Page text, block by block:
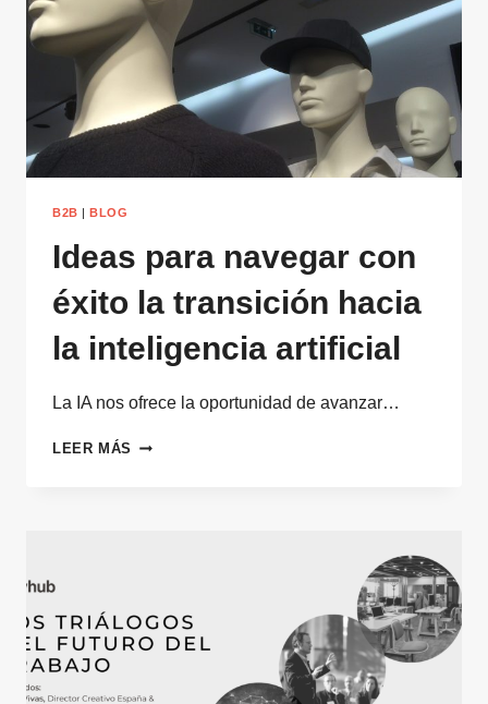
EMPRENDEDOR
B2B BLOG
Ideas para navegar con
éxito la transición hacia
la inteligencia artificial
La IA nos ofrece la oportunidad de avanzar…
LEER MÁS IDEAS
LA
INTELIGENCIA